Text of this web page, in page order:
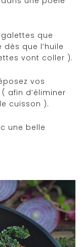
que
que l’huile
vont coller ).
vos
afin d’éliminer
cuisson ).
une belle